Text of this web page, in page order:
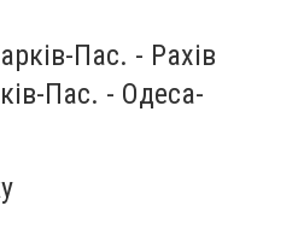
Пас. - Рахів
Пас. - Одеса-